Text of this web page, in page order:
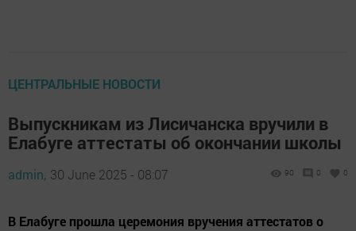
ЦЕНТРАЛЬНЫЕ НОВОСТИ
Выпускникам из Лисичанска вручили в
Елабуге аттестаты об окончании школы
admin, 30 June 2025 - 08:07 90 0 0
В Елабуге прошла церемония вручения аттестатов о